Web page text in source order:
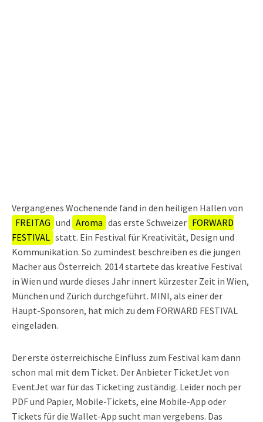
Vergangenes Wochenende fand in den heiligen Hallen von
FREITAG und Aroma das erste Schweizer FORWARD
FESTIVAL statt. Ein Festival für Kreativität, Design und
Kommunikation. So zumindest beschreiben es die jungen
Macher aus Österreich. 2014 startete das kreative Festival
in Wien und wurde dieses Jahr innert kürzester Zeit in Wien,
München und Zürich durchgeführt. MINI, als einer der
Haupt-Sponsoren, hat mich zu dem FORWARD FESTIVAL
eingeladen.
Der erste österreichische Einfluss zum Festival kam dann
schon mal mit dem Ticket. Der Anbieter TicketJet von
EventJet war für das Ticketing zuständig. Leider noch per
PDF und Papier, Mobile-Tickets, eine Mobile-App oder
Tickets für die Wallet-App sucht man vergebens. Das